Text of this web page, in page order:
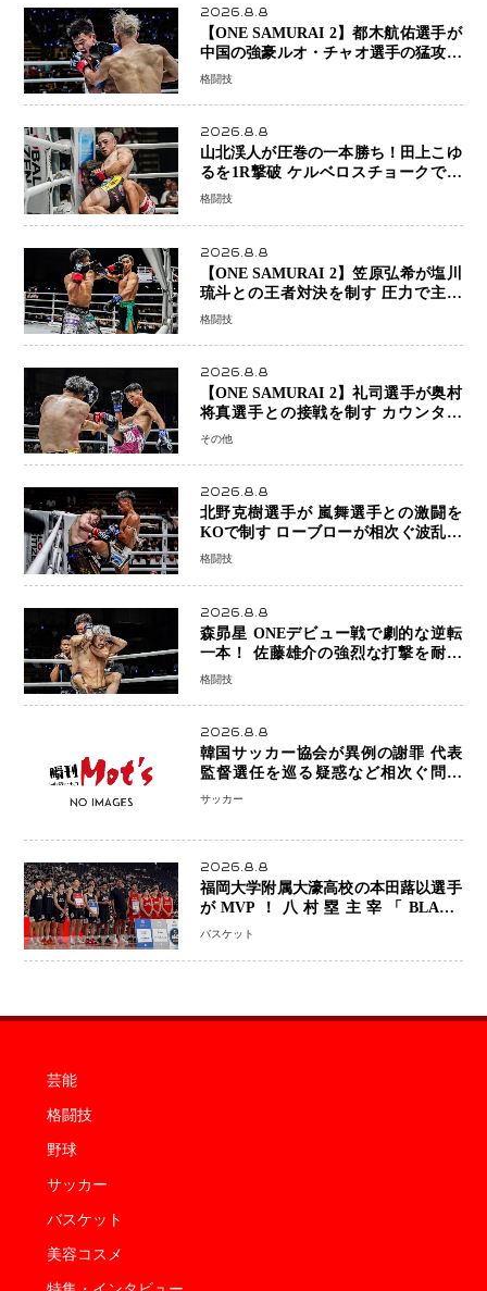
2026.8.8
【ONE SAMURAI 2】都木航佑選手が
中国の強豪ルオ・チャオ選手の猛攻を
受けながらも的確な攻撃で応戦 最後
格闘技
2026.8.8
山北渓人が圧巻の一本勝ち！田上こゆ
るを1R撃破 ケルベロスチョークで存
在感を示す
格闘技
2026.8.8
【ONE SAMURAI 2】笠原弘希が塩川
琉斗との王者対決を制す 圧力で主導
権を握り判定勝利
格闘技
2026.8.8
【ONE SAMURAI 2】礼司選手が奥村
将真選手との接戦を制す カウンター
と正確な打撃で判定勝利
その他
2026.8.8
北野克樹選手が 嵐舞選手との激闘を
KOで制す ローブローが相次ぐ波乱の
展開…涙の勝利「生まれてくる娘のた
格闘技
2026.8.8
森昴星 ONEデビュー戦で劇的な逆転
一本！ 佐藤雄介の強烈な打撃を耐え
抜き、リアネイキッドチョークで勝利
格闘技
2026.8.8
韓国サッカー協会が異例の謝罪 代表
監督選任を巡る疑惑など相次ぐ問題
「組織の刷新」誓う
サッカー
2026.8.8
福岡大学附属大濠高校の本田蕗以選手
がMVP！八村塁主宰「BLACK
SAMURAI SUMMIT 2026」で存在
なった」
バスケット
芸能
格闘技
野球
サッカー
バスケット
美容コスメ